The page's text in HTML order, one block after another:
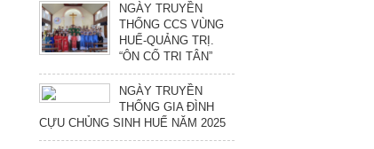
NGÀY TRUYỀN
THỐNG CCS VÙNG
HUẾ-QUẢNG TRỊ.
“ÔN CỐ TRI TÂN”
NGÀY TRUYỀN
THỐNG GIA ĐÌNH
CỰU CHỦNG SINH HUẾ NĂM 2025